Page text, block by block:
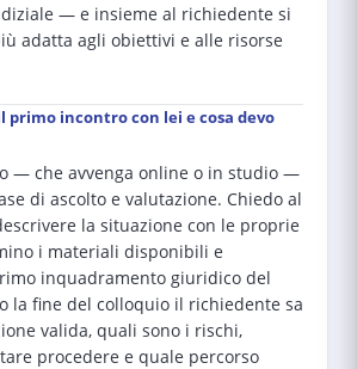
— e insieme al richiedente si
adatta agli obiettivi e alle risorse
primo incontro con lei e cosa devo
— che avvenga online o in studio —
di ascolto e valutazione. Chiedo al
la situazione con le proprie
i materiali disponibili e
inquadramento giuridico del
la fine del colloquio il richiedente sa
valida, quali sono i rischi,
procedere e quale percorso